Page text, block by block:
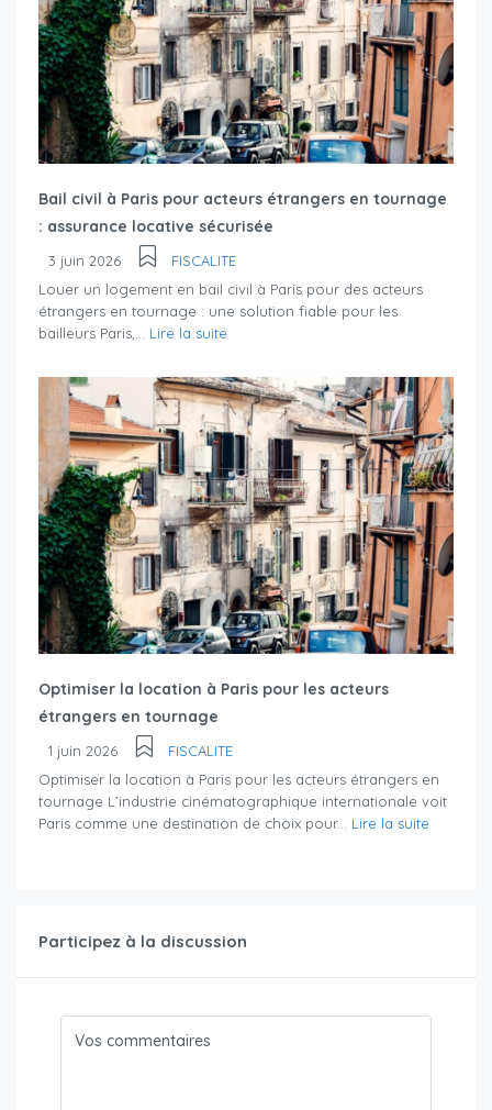
Bail civil à Paris pour acteurs étrangers en tournage
: assurance locative sécurisée
3 juin 2026
FISCALITE
Louer un logement en bail civil à Paris pour des acteurs
étrangers en tournage : une solution fiable pour les
bailleurs Paris,... Lire la suite
Optimiser la location à Paris pour les acteurs
étrangers en tournage
1 juin 2026
FISCALITE
Optimiser la location à Paris pour les acteurs étrangers en
tournage L’industrie cinématographique internationale voit
Paris comme une destination de choix pour... Lire la suite
Participez à la discussion